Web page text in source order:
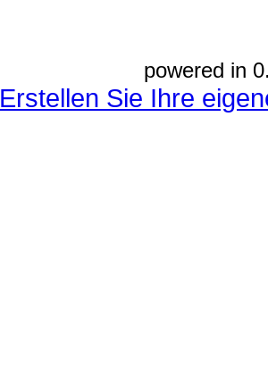
powered in
Erstellen Sie Ihre